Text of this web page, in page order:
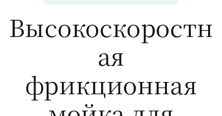
Высокоскоростн
ая
фрикционная